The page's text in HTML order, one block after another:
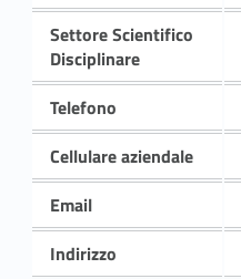
Settore Scientifico
Disciplinare
Telefono
Cellulare aziendale
Email
Indirizzo